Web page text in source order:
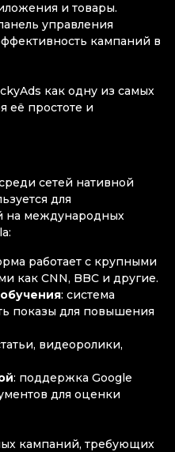
и товары.
управления
кампаний в
как одну из самых
её простоте и
сетей нативной
для
на международных
работает с крупными
как CNN, BBC и другие.
: система
показы для повышения
видеоролики,
: поддержка Google
для оценки
кампаний, требующих